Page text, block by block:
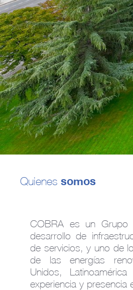
Quienes somos
COBRA es un Grupo
desarrollo de
de servicios, y uno de
de las energías
Unidos,
experiencia y presencia